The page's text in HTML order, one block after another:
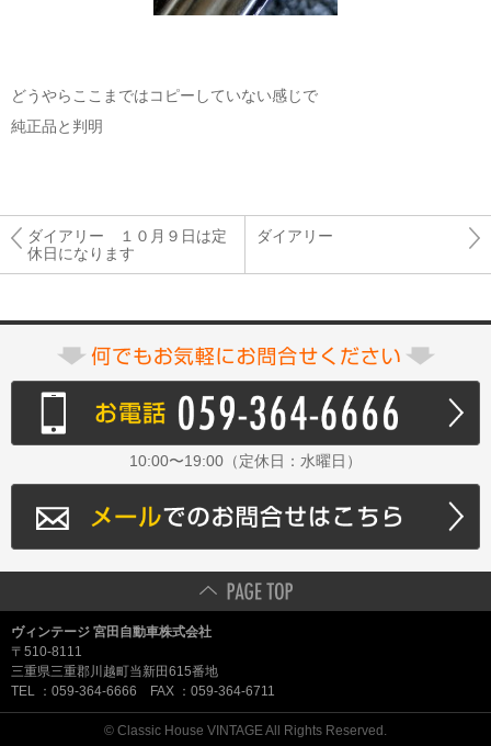
どうやらここまではコピーしていない感じで
純正品と判明
ダイアリー １０月９日は定
休日になります
ダイアリー
10:00〜19:00（定休日：水曜日）
ヴィンテージ 宮田自動車株式会社
〒510-8111
三重県三重郡川越町当新田615番地
TEL ：059-364-6666 FAX ：059-364-6711
© Classic House VINTAGE All Rights Reserved.